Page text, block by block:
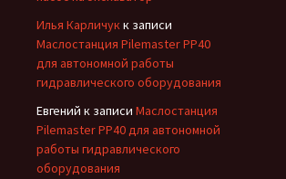
Илья Карличукк записи
Маслостанция Pilemaster PP40
для автономной работы
гидравлического оборудования
Евгений к записи Маслостанция
Pilemaster PP40 для автономной
работы гидравлического
оборудования